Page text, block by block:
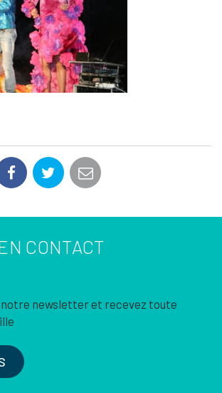
CONTACT
newsletter et recevez toute